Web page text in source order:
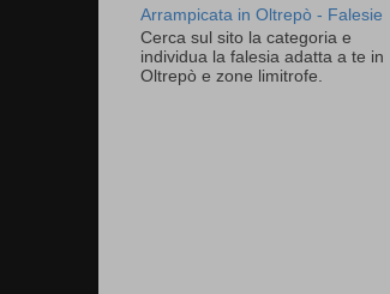
Arrampicata in Oltrepò - Falesie
Cerca sul sito la categoria e
individua la falesia adatta a te in
Oltrepò e zone limitrofe.